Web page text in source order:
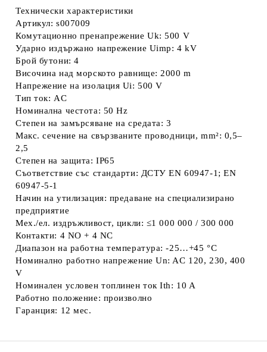
Технически характеристики
Артикул: s007009
Комутационно пренапрежение Uk: 500 V
Ударно издържано напрежение Uimp: 4 kV
Брой бутони: 4
Височина над морското равнище: 2000 m
Напрежение на изолация Ui: 500 V
Тип ток: AC
Номинална честота: 50 Hz
Степен на замърсяване на средата: 3
Макс. сечение на свързваните проводници, mm²: 0,5–
2,5
Степен на защита: IP65
Съответствие със стандарти: ДСТУ EN 60947-1; EN
60947-5-1
Начин на утилизация: предаване на специализирано
предприятие
Мех./ел. издръжливост, цикли: ≤1 000 000 / 300 000
Контакти: 4 NO + 4 NC
Диапазон на работна температура: -25…+45 °C
Номинално работно напрежение Un: AC 120, 230, 400
V
Номинален условен топлинен ток Ith: 10 A
Работно положение: произволно
Гаранция: 12 мес.